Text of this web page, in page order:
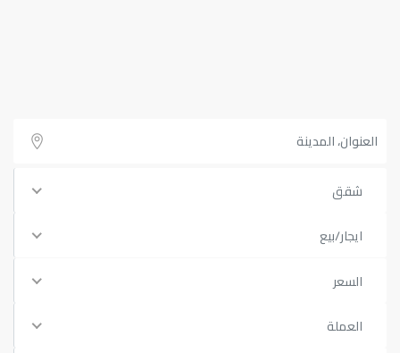
شقق
ايجار/بيع
السعر
العملة